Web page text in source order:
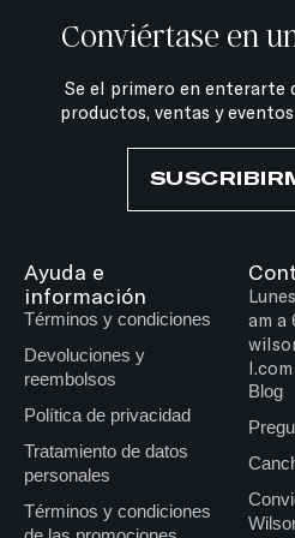
Conviértase en
Se el primero en enterarte
productos, ventas y
Ayuda e
información
Términos y condiciones
Devoluciones y
reembolsos
Política de privacidad
Tratamiento de datos
personales
Términos y condiciones
am a
l.com
Blog